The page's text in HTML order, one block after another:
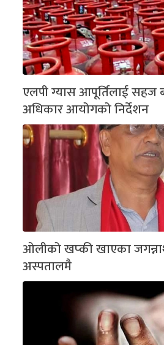
एलपी ग्यास आपूर्तिलाई सहज
अधिकार आयोगको निर्देशन
ओलीको खप्की खाएका
अस्पतालमै